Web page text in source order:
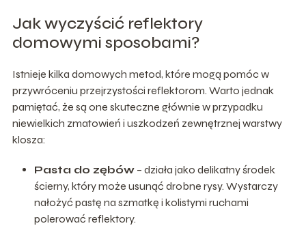
Jak wyczyścić reflektory
domowymi sposobami?
Istnieje kilka domowych metod, które mogą pomóc w
przywróceniu przejrzystości reflektorom. Warto jednak
pamiętać, że są one skuteczne głównie w przypadku
niewielkich zmatowień i uszkodzeń zewnętrznej warstwy
klosza:
Pasta do zębów– działa jako delikatny środek
ścierny, który może usunąć drobne rysy. Wystarczy
nałożyć pastę na szmatkę i kolistymi ruchami
polerować reflektory.